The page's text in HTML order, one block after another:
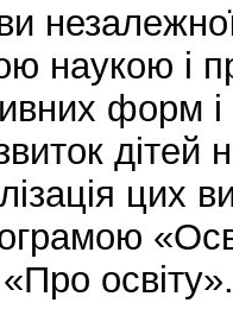
наукою і
форм і
дітей
цих
освіту».